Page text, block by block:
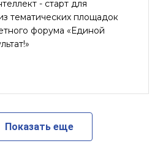
- старт для
тематических площадок
форума «Единой
Показать еще